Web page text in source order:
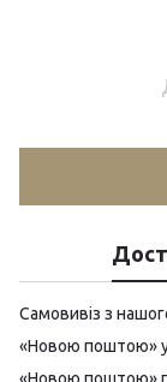
Самовивіз з
«Новою поштою» у